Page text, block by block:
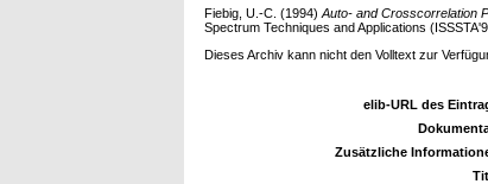
Fiebig, U.-C. (1994) Auto- and Crosscorrelation
Spectrum Techniques and Applications
Dieses Archiv kann nicht den Volltext zur
elib-URL des
Zusätzliche